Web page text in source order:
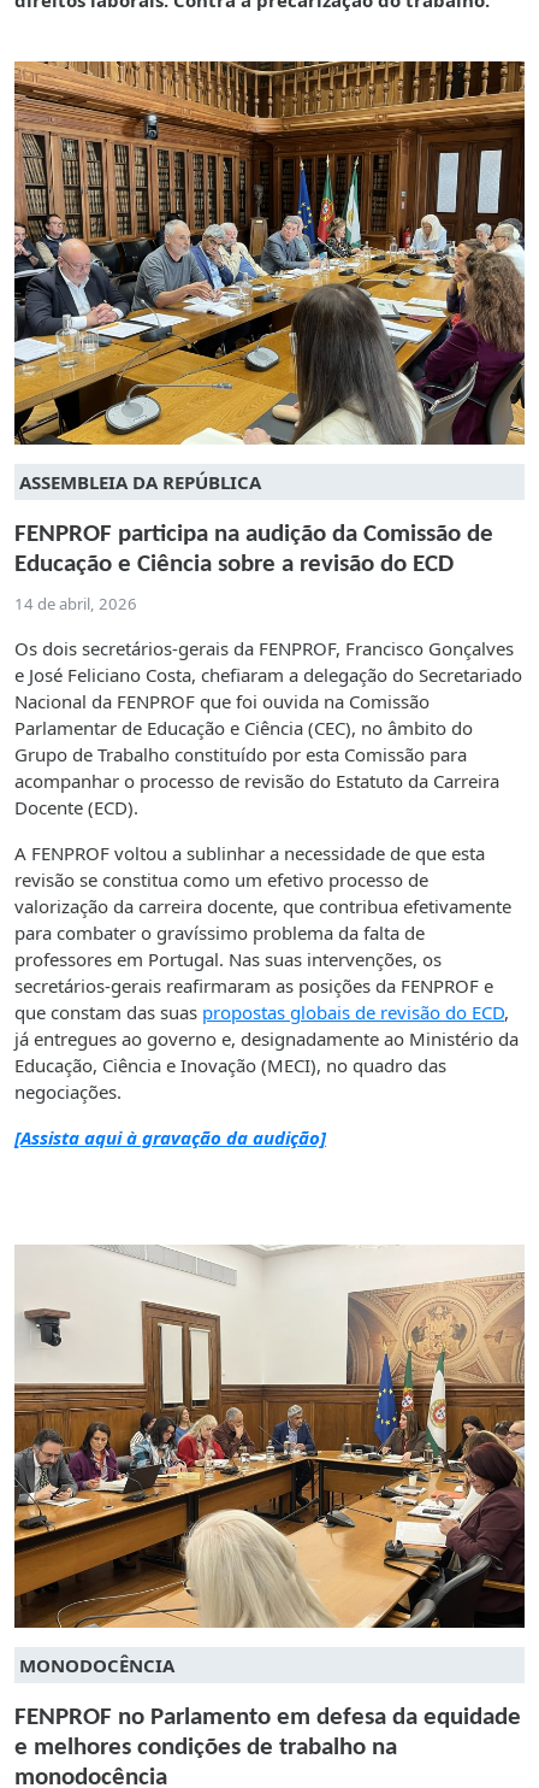
ASSEMBLEIA DA REPÚBLICA
FENPROF participa na audição da Comissão de
Educação e Ciência sobre a revisão do ECD
14 de abril, 2026
Os dois secretários-gerais da FENPROF, Francisco Gonçalves
e José Feliciano Costa, chefiaram a delegação do Secretariado
Nacional da FENPROF que foi ouvida na Comissão
Parlamentar de Educação e Ciência (CEC), no âmbito do
Grupo de Trabalho constituído por esta Comissão para
acompanhar o processo de revisão do Estatuto da Carreira
Docente (ECD).
A FENPROF voltou a sublinhar a necessidade de que esta
revisão se constitua como um efetivo processo de
valorização da carreira docente, que contribua efetivamente
para combater o gravíssimo problema da falta de
professores em Portugal. Nas suas intervenções, os
secretários-gerais reafirmaram as posições da FENPROF e
que constam das suas propostas globais de revisão do ECD,
já entregues ao governo e, designadamente ao Ministério da
Educação, Ciência e Inovação (MECI), no quadro das
negociações.
[Assista aqui à gravação da audição]
MONODOCÊNCIA
FENPROF no Parlamento em defesa da equidade
e melhores condições de trabalho na
monodocência